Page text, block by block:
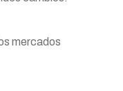
mercados